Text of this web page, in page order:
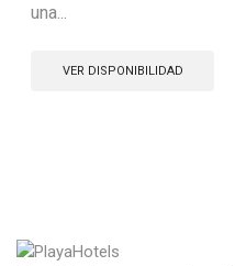
una...
VER DISPONIBILIDAD